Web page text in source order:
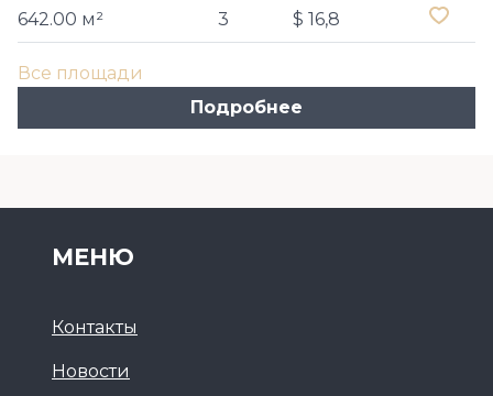
642.00 м² 3 $ 16,8
Все площади
Подробнее
МЕНЮ
Контакты
Новости